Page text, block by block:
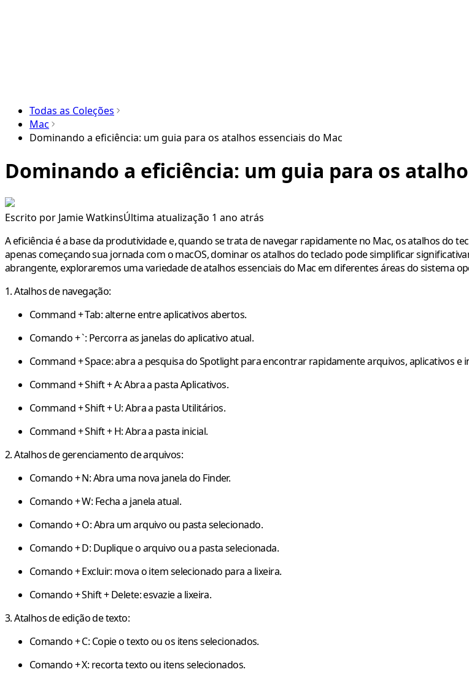
Todas as Coleções
Mac
Dominando a eficiência: um guia para os atalhos essenciais do Mac
Dominando a eficiência: um guia para os
Escrito por Jamie WatkinsÚltima atualização 1 ano atrás
A eficiência é a base da produtividade e, quando se trata de navegar rapidamente no Mac, os atalhos do
apenas começando sua jornada com o macOS, dominar os atalhos do teclado pode simplificar
abrangente, exploraremos uma variedade de atalhos essenciais do Mac em diferentes áreas do sistema
1. Atalhos de navegação:
Command + Tab: alterne entre aplicativos abertos.
Comando + `: Percorra as janelas do aplicativo atual.
Command + Space: abra a pesquisa do Spotlight para encontrar rapidamente arquivos, aplicativos e
Command + Shift + A: Abra a pasta Aplicativos.
Command + Shift + U: Abra a pasta Utilitários.
Command + Shift + H: Abra a pasta inicial.
2. Atalhos de gerenciamento de arquivos:
Comando + N: Abra uma nova janela do Finder.
Comando + W: Fecha a janela atual.
Comando + O: Abra um arquivo ou pasta selecionado.
Comando + D: Dupliqueo arquivo ou a pasta selecionada.
Comando + Excluir: mova o item selecionado para a lixeira.
Comando + Shift + Delete: esvazie a lixeira.
3. Atalhos de edição de texto:
Comando + C: Copie o texto ou os itens selecionados.
Comando + X: recorta texto ou itens selecionados.